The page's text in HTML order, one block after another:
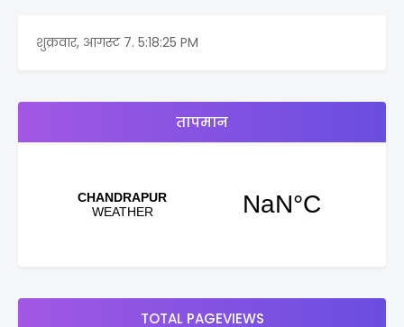
शुक्रवार, आगस्ट 7. 5:18:25 PM
तापमान
TOTAL PAGEVIEWS